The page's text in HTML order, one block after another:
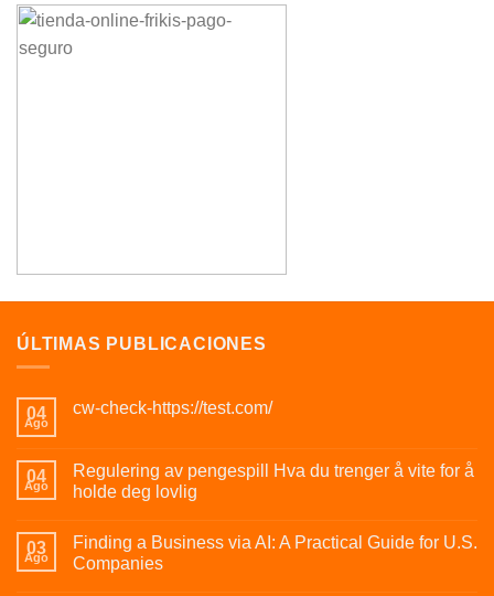
ÚLTIMAS PUBLICACIONES
04
Ago
cw-check-https://test.com/
04
Ago
Regulering av pengespill Hva du trenger å vite for å
holde deg lovlig
03
Ago
Finding a Business via AI: A Practical Guide for U.S.
Companies